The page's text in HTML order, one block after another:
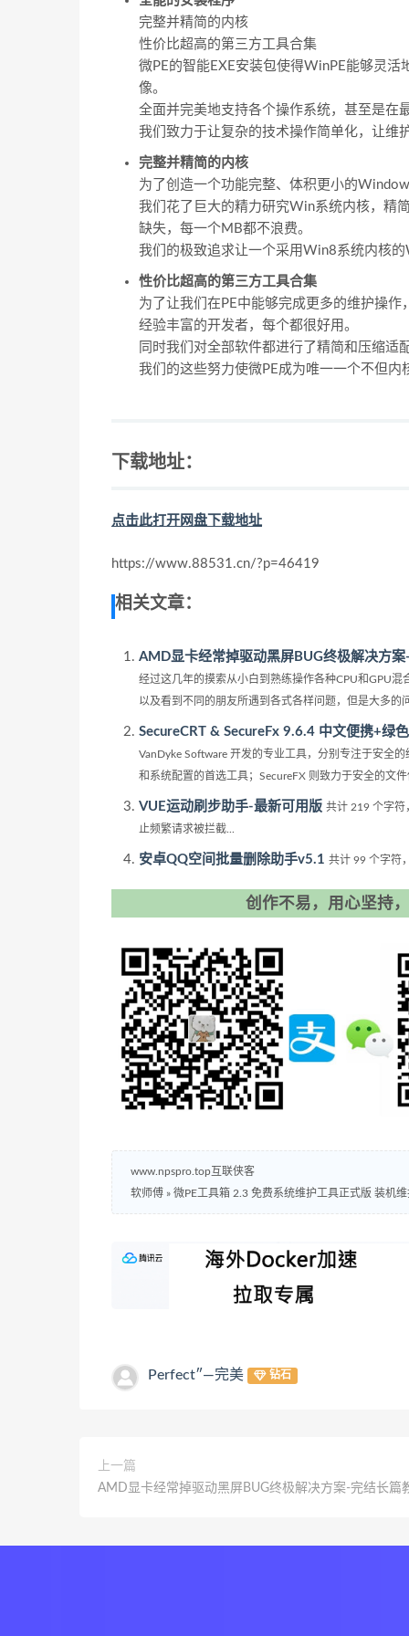
完整并精简的内核
性价比超高的第三方工具合集
微PE的智能EXE安装包使得WinPE能够灵
像。
全面并完美地支持各个操作系统，甚至是在
我们致力于让复杂的技术操作简单化，让维
完整并精简的内核
为了创造一个功能完整、体积更小的
我们花了巨大的精力研究Win系统内核，精
缺失，每一个MB都不浪费。
我们的极致追求让一个采用Win8系统内核
性价比超高的第三方工具合集
为了让我们在PE中能够完成更多的维护操
经验丰富的开发者，每个都很好用。
同时我们对全部软件都进行了精简和压缩适
我们的这些努力使微PE成为唯一一个不但
下载地址：
点击此打开网盘下载地址
https://www.88531.cn/?p=46419
相关文章：
AMD显卡经常掉驱动黑屏BUG终极解决方
经过这几年的摸索从小白到熟练操作各种CPU和GPU
以及看到不同的朋友所遇到各式各样问题，但是大多
SecureCRT & SecureFx 9.6.4 中文便携+绿
VanDyke Software 开发的专业工具，分别专注于安全
和系统配置的首选工具；SecureFX 则致力于安全的文
VUE运动刷步助手-最新可用版 共计 219 个字符
止频繁请求被拦截...
安卓QQ空间批量删除助手v5.1 共计 99 个字符
创作不易，用心坚持
www.npspro.top互联侠客
软师傅 » 微PE工具箱 2.3 免费系统维护工具正式版 装机
Perfect″—完美 钻石
上一篇
AMD显卡经常掉驱动黑屏BUG终极解决方案-完结长篇